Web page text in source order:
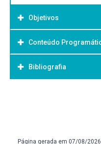
Objetivos
Objetivo Geral:
Desenvolver
planejamento para a
Conteúdo
UNIDADE 1. RODOVIAS
1.1 Nomenclatura das
2.2 Bitola
Bibliografia
IPC - Livraria Interciência,
Página gerada em 07/08/